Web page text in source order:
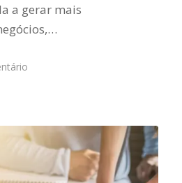
a gerar mais